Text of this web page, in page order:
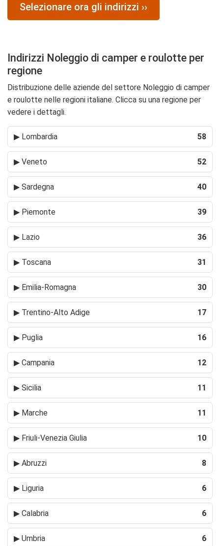
Selezionare ora gli indirizzi ››
Indirizzi Noleggio di camper e roulotte per
regione
Distribuzione delle aziende del settore Noleggio di camper
e roulotte nelle regioni italiane. Clicca su una regione per
vedere i dettagli.
▶ Lombardia 58
▶ Veneto 52
▶ Sardegna 40
▶ Piemonte 39
▶ Lazio 36
▶ Toscana 31
▶ Emilia-Romagna 30
▶ Trentino-Alto Adige 17
▶ Puglia 16
▶ Campania 12
▶ Sicilia 11
▶ Marche 11
▶ Friuli-Venezia Giulia 10
▶ Abruzzi 8
▶ Liguria 6
▶ Calabria 6
▶ Umbria 6